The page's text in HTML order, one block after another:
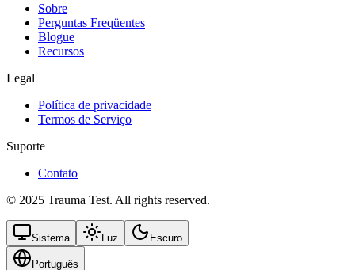
Sobre
Perguntas Freqüentes
Blogue
Recursos
Legal
Política de privacidade
Termos de Serviço
Suporte
Contato
© 2025 Trauma Test. All rights reserved.
Sistema Luz Escuro
Português